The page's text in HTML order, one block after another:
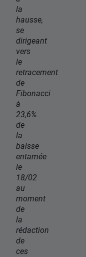
la
hausse,
se
dirigeant
vers
le
retracement
de
Fibonacci
à
23,6%
de
la
baisse
entamée
le
18/02
au
moment
de
la
rédaction
de
ces